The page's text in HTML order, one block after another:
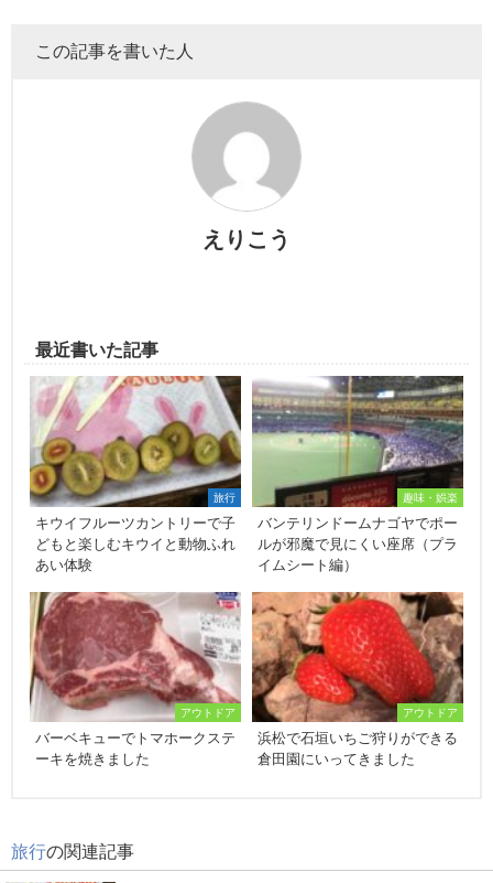
この記事を書いた人
えりこう
最近書いた記事
旅行
キウイフルーツカントリーで子
どもと楽しむキウイと動物ふれ
あい体験
趣味・娯楽
バンテリンドームナゴヤでポー
ルが邪魔で見にくい座席（プラ
イムシート編）
アウトドア
バーベキューでトマホークステ
ーキを焼きました
アウトドア
浜松で石垣いちご狩りができる
倉田園にいってきました
旅行の関連記事